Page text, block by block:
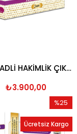
ORİJİNAL ADLİ HAKİMLİK ÇIKMIŞ SORU BANKASI SETİ 2026
₺3.900,00
%25
İndirim
Ücretsiz Kargo